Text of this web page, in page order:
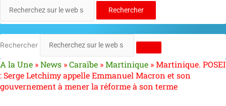
Rechercher
Rechercher
A la Une »News »Caraïbe »Martinique »Martinique. POSEI
: Serge Letchimy appelle Emmanuel Macron et son
gouvernement à mener la réforme à son terme